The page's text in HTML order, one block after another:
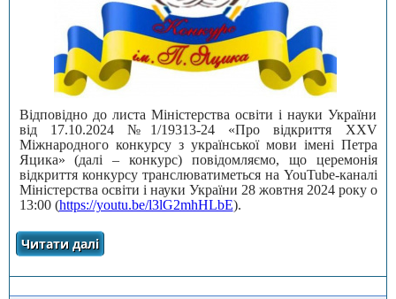
Відповідно до листа Міністерства освіти і науки України
від 17.10.2024 №1/19313-24 «Про відкриття ХXV
Міжнародного конкурсу з української мови імені Петра
Яцика» (далі – конкурс) повідомляємо, що церемонія
відкриття конкурсу транслюватиметься на YouTube-каналі
Міністерства освіти і науки України 28 жовтня 2024 року о
13:00 (https://youtu.be/l3lG2mhHLbE).
Читати далі
Яцика